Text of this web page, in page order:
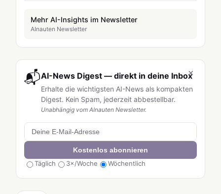
Mehr AI-Insights im Newsletter
AInauten Newsletter
×
📬AI-News Digest — direkt in deine Inbox
Erhalte die wichtigsten AI-News als kompakten
Digest. Kein Spam, jederzeit abbestellbar.
Unabhängig vom AInauten Newsletter.
Kostenlos abonnieren
Täglich
3×/Woche Wöchentlich